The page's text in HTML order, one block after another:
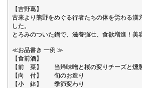
【吉野葛】
古来より熊野をめぐる行者たちの体を労わる漢
した。
とろみのついた鍋で、滋養強壮、食欲増進！
≪お品書き 一例 ≫
【食前酒】
【前 菜】 当帰味噌と桜の変りチーズと燻
【向 付】 旬のお造り
【小 鉢】 季節変わり